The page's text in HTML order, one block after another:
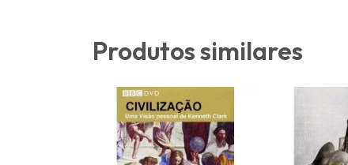
Produtos similares